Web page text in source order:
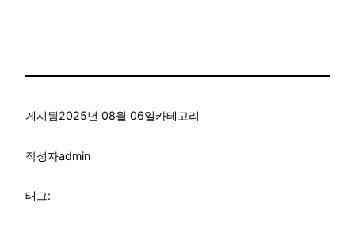
게시됨2025년 08월 06일카테고리
작성자admin
태그: